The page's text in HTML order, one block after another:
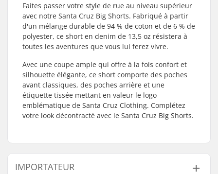
Faites passer votre style de rue au niveau supérieur
avec notre Santa Cruz Big Shorts. Fabriqué à partir
d'un mélange durable de 94 % de coton et de 6 % de
polyester, ce short en denim de 13,5 oz résistera à
toutes les aventures que vous lui ferez vivre.
Avec une coupe ample qui offre à la fois confort et
silhouette élégante, ce short comporte des poches
avant classiques, des poches arrière et une
étiquette tissée mettant en valeur le logo
emblématique de Santa Cruz Clothing. Complétez
votre look décontracté avec le Santa Cruz Big Shorts.
IMPORTATEUR